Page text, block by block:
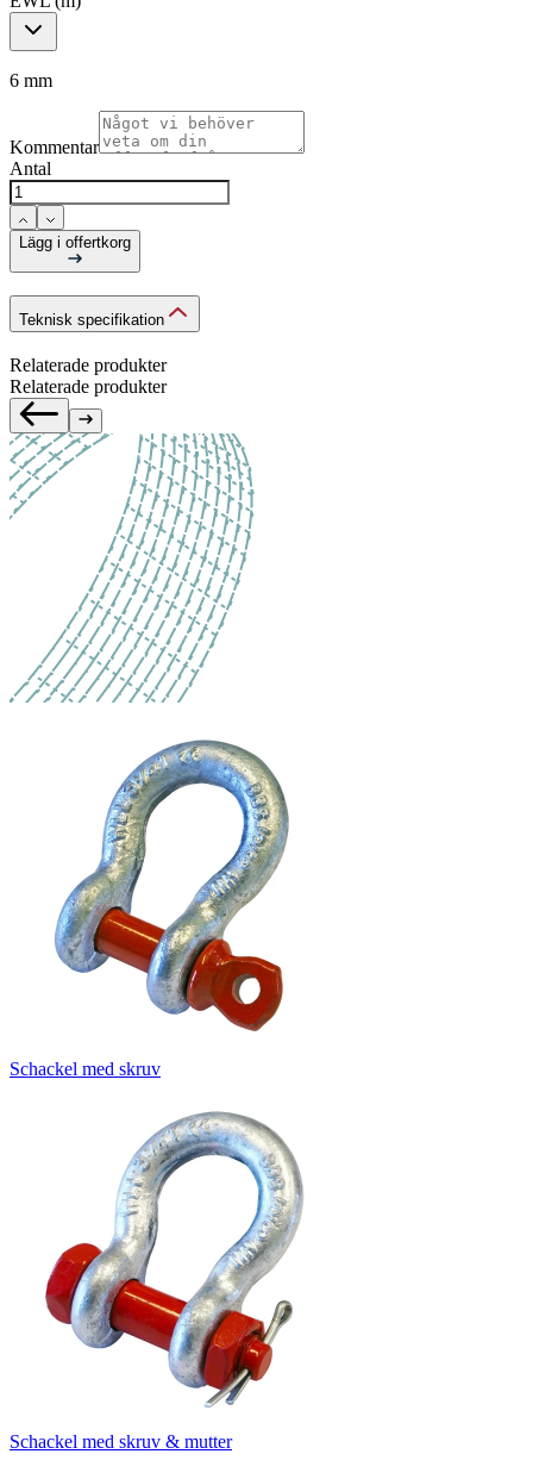
6 mm
Kommentar
Antal
Lägg i offertkorg
Teknisk specifikation
Relaterade produkter
Relaterade produkter
Schackel med skruv
Schackel med skruv & mutter